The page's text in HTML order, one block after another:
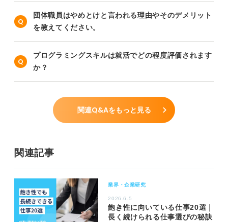
団体職員はやめとけと言われる理由やそのデメリット
を教えてください。
プログラミングスキルは就活でどの程度評価されます
か？
関連Q&Aをもっと見る
関連記事
業界・企業研究
2026.6.5
飽き性に向いている仕事20選｜
長く続けられる仕事選びの秘訣